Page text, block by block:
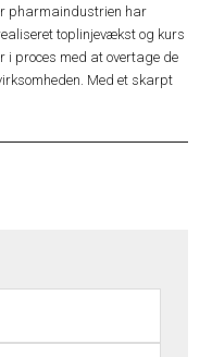
pharmaindustrien har
toplinjevækst og kurs
i proces med at overtage de
Med et skarpt